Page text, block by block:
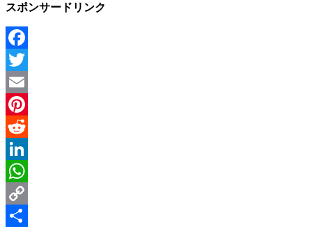
スポンサードリンク
Facebook
Twitter
Email
Pinterest
Reddit
LinkedIn
WhatsApp
Copy